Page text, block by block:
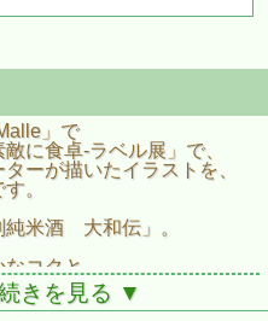
」で
に食卓‐ラベル展」で、
ーが描いたイラストを、
。
米酒 大和伝」。
コクと
ないお酒。
きを見る ▼